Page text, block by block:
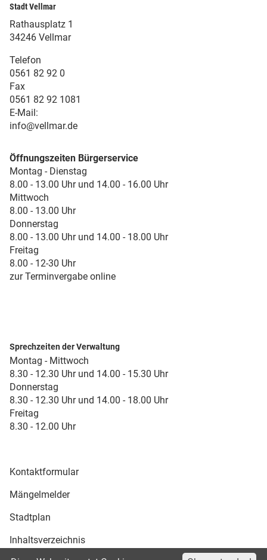
Stadt Vellmar
Rathausplatz 1
34246 Vellmar
Telefon
0561 82 92 0
Fax
0561 82 92 1081
E-Mail:
info@vellmar.de
Öffnungszeiten Bürgerservice
Montag - Dienstag
8.00 - 13.00 Uhr und 14.00 - 16.00 Uhr
Mittwoch
8.00 - 13.00 Uhr
Donnerstag
8.00 - 13.00 Uhr und 14.00 - 18.00 Uhr
Freitag
8.00 - 12-30 Uhr
zur Terminvergabe online
Sprechzeiten der Verwaltung
Montag - Mittwoch
8.30 - 12.30 Uhr und 14.00 - 15.30 Uhr
Donnerstag
8.30 - 12.30 Uhr und 14.00 - 18.00 Uhr
Freitag
8.30 - 12.00 Uhr
Kontaktformular
Mängelmelder
Stadtplan
Inhaltsverzeichnis